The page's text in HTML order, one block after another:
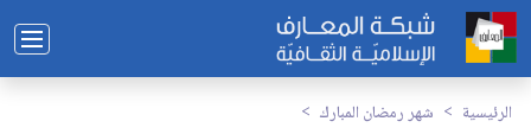
الرئيسية شهر رمضان المبارك